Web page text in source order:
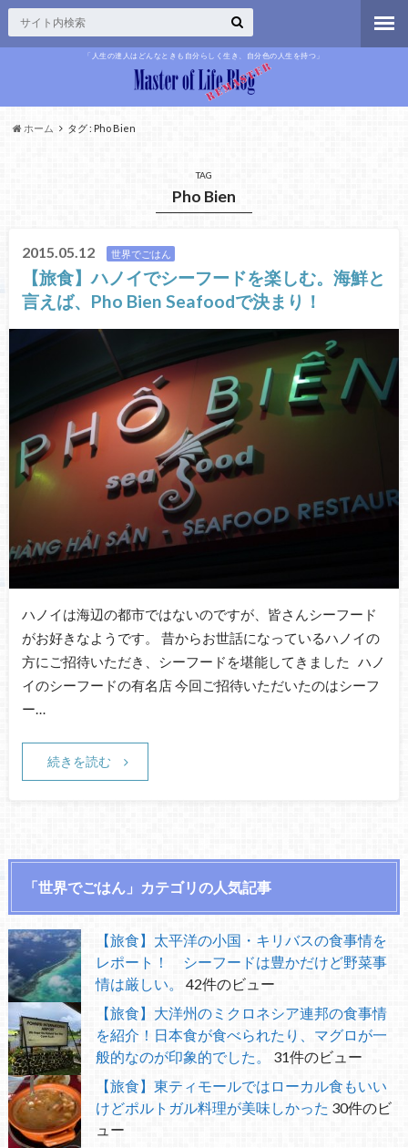
「人生の達人はどんなときも自分らしく生き、自分色の人生を持つ」
ホーム タグ : Pho Bien
TAG
Pho Bien
2015.05.12 世界でごはん
【旅食】ハノイでシーフードを楽しむ。海鮮と
言えば、Pho Bien Seafoodで決まり！
ハノイは海辺の都市ではないのですが、皆さんシーフード
がお好きなようです。 昔からお世話になっているハノイの
方にご招待いただき、シーフードを堪能してきました ハノ
イのシーフードの有名店 今回ご招待いただいたのはシーフ
ー…
続きを読む
「世界でごはん」カテゴリの人気記事
【旅食】太平洋の小国・キリバスの食事情を
レポート！ シーフードは豊かだけど野菜事
情は厳しい。
42件のビュー
【旅食】大洋州のミクロネシア連邦の食事情
を紹介！日本食が食べられたり、マグロが一
般的なのが印象的でした。
31件のビュー
【旅食】東ティモールではローカル食もいい
けどポルトガル料理が美味しかった 30件のビ
ュー